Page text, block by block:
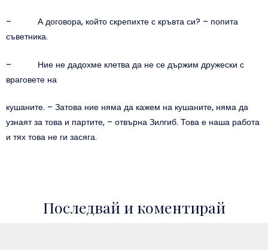
– А договора, който скрепихте с кръвта си? – попита
съветника.
– Ние не дадохме клетва да не се държим дружески с
враговете на
кушаните. – Затова ние няма да кажем на кушаните, няма да
узнаят за това и партите, – отвърна Зилгиб. Това е наша работа
и тях това не ги засяга.
Последвай и коментирай